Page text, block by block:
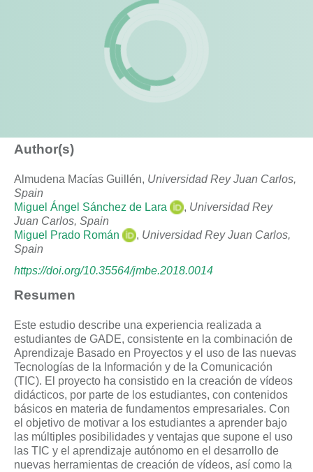
Author(s)
Almudena Macías Guillén, Universidad Rey Juan Carlos,
Spain
Miguel Ángel Sánchez de Lara
, Universidad Rey
Juan Carlos, Spain
Miguel Prado Román
, Universidad Rey Juan Carlos,
Spain
https://doi.org/10.35564/jmbe.2018.0014
Resumen
Este estudio describe una experiencia realizada a
estudiantes de GADE, consistente en la combinación de
Aprendizaje Basado en Proyectos y el uso de las nuevas
Tecnologías de la Información y de la Comunicación
(TIC). El proyecto ha consistido en la creación de vídeos
didácticos, por parte de los estudiantes, con contenidos
básicos en materia de fundamentos empresariales. Con
el objetivo de motivar a los estudiantes a aprender bajo
las múltiples posibilidades y ventajas que supone el uso
las TIC y el aprendizaje autónomo en el desarrollo de
nuevas herramientas de creación de vídeos, así como la